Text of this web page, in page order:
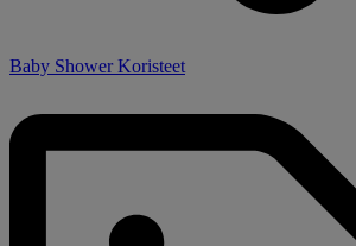
Baby Shower Koristeet